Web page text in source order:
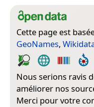
Cette page est
GeoNames,
Nous serions ravis
améliorer nos
Merci pour votre